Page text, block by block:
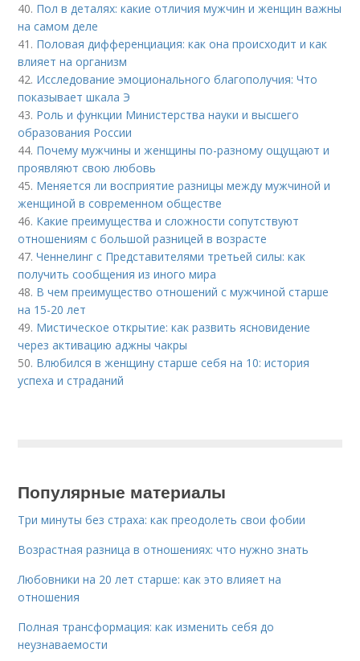
40. Пол в деталях: какие отличия мужчин и женщин важны
на самом деле
41. Половая дифференциация: как она происходит и как
влияет на организм
42. Исследование эмоционального благополучия: Что
показывает шкала Э
43. Роль и функции Министерства науки и высшего
образования России
44. Почему мужчины и женщины по-разному ощущают и
проявляют свою любовь
45. Меняется ли восприятие разницы между мужчиной и
женщиной в современном обществе
46. Какие преимущества и сложности сопутствуют
отношениям с большой разницей в возрасте
47.Ченнелинг с Представителями третьей силы: как
получить сообщения из иного мира
48. В чем преимущество отношений с мужчиной старше
на 15-20 лет
49. Мистическое открытие: как развить ясновидение
через активацию аджны чакры
50. Влюбился в женщину старше себя на 10: история
успеха и страданий
Популярные материалы
Три минуты без страха: как преодолеть свои фобии
Возрастная разница в отношениях: что нужно знать
Любовники на 20 лет старше: как это влияет на
отношения
Полная трансформация: как изменить себя до
неузнаваемости